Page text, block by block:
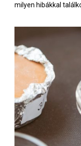
milyen hibákkal